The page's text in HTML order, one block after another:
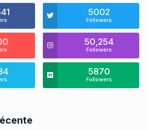
5002
Followers
50,254
Followers
5870
Followers